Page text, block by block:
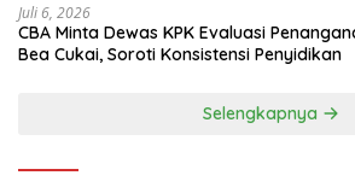
Juli 6, 2026
CBA Minta Dewas KPK Evaluasi
Bea Cukai, Soroti Konsistensi Penyidikan
Selengkapnya